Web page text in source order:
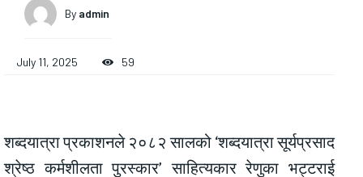
By admin
July 11, 2025 59
शब्दयात्रा प्रकाशनले २०८२ सालको ‘शब्दयात्रा सूर्यप्रसाद
श्रेष्ठ कर्मशीलता पुरस्कार’ साहित्यकार रेणुका भट्टराई